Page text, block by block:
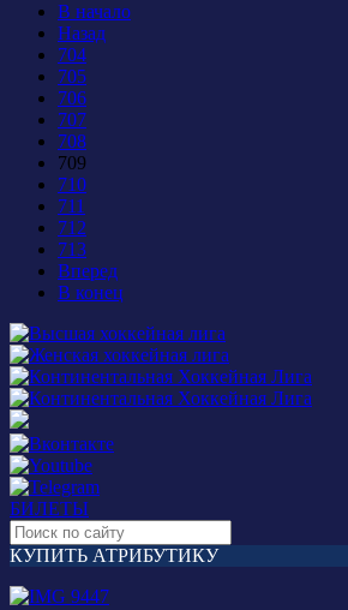
В начало
Назад
704
705
706
707
708
709
710
711
712
713
Вперед
В конец
БИЛЕТЫ
КУПИТЬ АТРИБУТИКУ